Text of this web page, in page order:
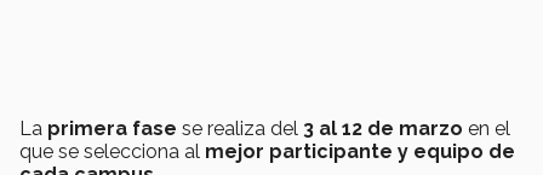
La primera fase se realiza del 3 al 12 de marzo en el
que se selecciona al mejor participante y equipo de